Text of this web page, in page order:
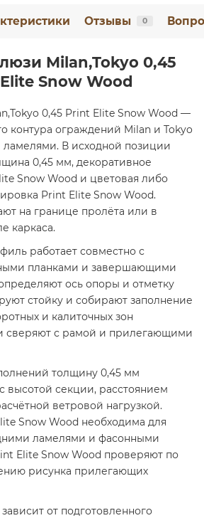
Отзывы 0
Milan,Tokyo 0,45
Snow Wood
0,45 Print Elite Snow Wood —
контура ограждений Milan и Tokyo
ламелями. В исходной позиции
0,45 мм, декоративное
Snow Wood и цветовая либо
Print Elite Snow Wood.
на границе пролёта или в
каркаса.
работает совместно с
планками и завершающими
ось опоры и отметку
стойку и собирают заполнение
и калиточных зон
сверяют с рамой и прилегающими
толщину 0,45 мм
высотой секции, расстоянием
ветровой нагрузкой.
Snow Wood необходима для
ламелями и фасонными
Elite Snow Wood проверяют по
рисунка прилегающих
от подготовленного